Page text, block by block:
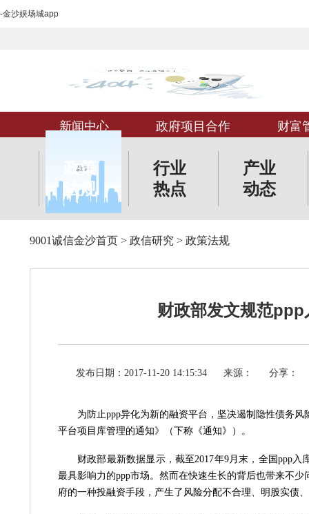
-金沙娱场城app
新闻中心 政府项目合作 财富
政策
法规
行业
热点
产业
动态
9001诚信金沙首页 > 政信研究 > 政策法规
财政部发文规范
发布日期：2017-11-20 14:15:34 来源： 分享：
为防止ppp异化为新的融资平台，坚决遏制隐性债务
平台项目库管理的通知》（下称《通知》）。
财政部最新数据显示，截至2017年9月末，全国ppp入
最具影响力的ppp市场。然而在快速生长的背后也带来不
府的一种投融资手段，产生了风险分配不合理、明股实债